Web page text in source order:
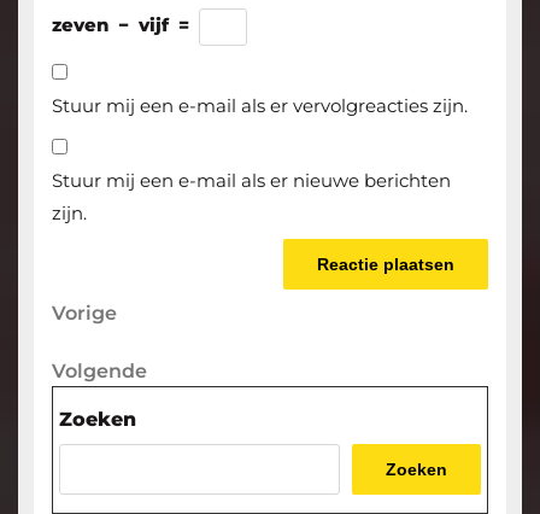
zeven − vijf =
Stuur mij een e-mail als er vervolgreacties zijn.
Stuur mij een e-mail als er nieuwe berichten
zijn.
Berichtnavigatie
Vorige
Vorige
Volgende
Volgende
Zoeken
Zoeken